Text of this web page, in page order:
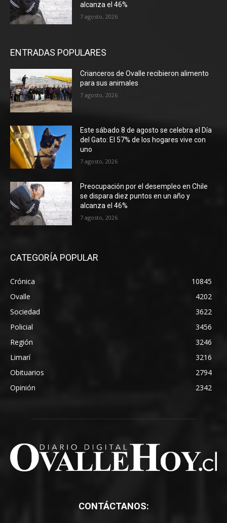
alcanza el 46%
7 agosto, 2026
ENTRADAS POPULARES
Crianceros de Ovalle recibieron alimento
para sus animales
7 agosto, 2026
Este sábado 8 de agosto se celebra el Día
del Gato: El 57% de los hogares vive con
uno
7 agosto, 2026
Preocupación por el desempleo en Chile
se dispara diez puntos en un año y
alcanza el 46%
7 agosto, 2026
CATEGORÍA POPULAR
Crónica
10845
Ovalle
4202
Sociedad
3622
Policial
3456
Región
3246
Limarí
3216
Obituarios
2794
Opinión
2342
CONTÁCTANOS: